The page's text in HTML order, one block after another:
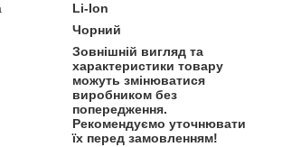
Li-Ion
Чорний
Зовнішній вигляд та
характеристики товару
можуть змінюватися
виробником без
попередження.
Рекомендуємо уточнювати
їх перед замовленням!